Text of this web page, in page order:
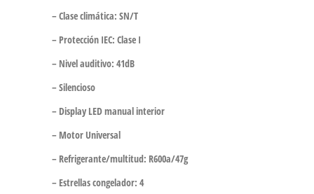
– Clase climática: SN/T
– Protección IEC: Clase I
– Nivel auditivo: 41dB
– Silencioso
– Display LED manual interior
– Motor Universal
– Refrigerante/multitud: R600a/47g
– Estrellas congelador: 4